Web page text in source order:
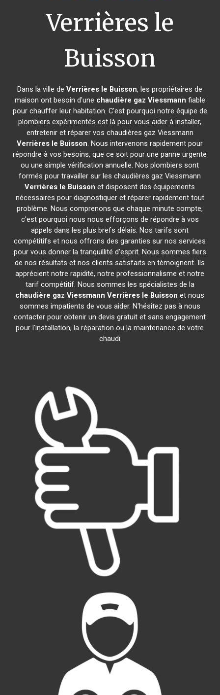
Verrières le
Buisson
Dans la ville deVerrières le Buisson, les propriétaires de
maison ont besoin d'une chaudière gaz Viessmann fiable
pour chauffer leur habitation. C'est pourquoi notre équipe de
plombiers expérimentés est là pour vous aider à installer,
entretenir et réparer vos chaudières gaz Viessmann
Verrières le Buisson. Nous intervenons rapidement pour
répondre à vos besoins, que ce soit pour une panne urgente
ou une simple vérification annuelle. Nos plombiers sont
formés pour travailler sur les chaudières gaz Viessmann
Verrières le Buisson et disposent des équipements
nécessaires pour diagnostiquer et réparer rapidement tout
problème. Nous comprenons que chaque minute compte,
c'est pourquoi nous nous efforçons de répondre à vos
appels dans les plus brefs délais. Nos tarifs sont
compétitifs et nous offrons des garanties sur nos services
pour vous donner la tranquillité d'esprit. Nous sommes fiers
de nos résultats et nos clients satisfaits en témoignent. Ils
apprécient notre rapidité, notre professionnalisme et notre
tarif compétitif. Nous sommes les spécialistes de la
chaudière gaz Viessmann Verrières le Buisson et nous
sommes impatients de vous aider. N'hésitez pas à nous
contacter pour obtenir un devis gratuit et sans engagement
pour l'installation, la réparation ou la maintenance de votre
chaudi